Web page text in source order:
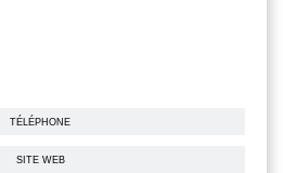
TÉLÉPHONE
SITE WEB